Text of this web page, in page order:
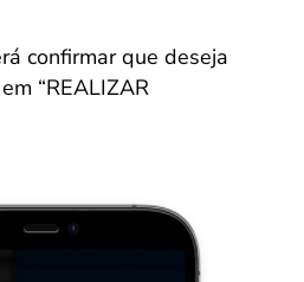
confirmar que deseja
“REALIZAR